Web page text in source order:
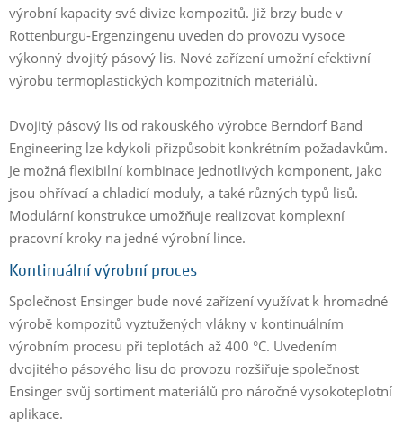
výrobní kapacity své divize kompozitů. Již brzy bude v
Rottenburgu-Ergenzingenu uveden do provozu vysoce
výkonný dvojitý pásový lis. Nové zařízení umožní efektivní
výrobu termoplastických kompozitních materiálů.
Dvojitý pásový lis od rakouského výrobce Berndorf Band
Engineering lze kdykoli přizpůsobit konkrétním požadavkům.
Je možná flexibilní kombinace jednotlivých komponent, jako
jsou ohřívací a chladicí moduly, a také různých typů lisů.
Modulární konstrukce umožňuje realizovat komplexní
pracovní kroky na jedné výrobní lince.
Kontinuální výrobní proces
Společnost Ensinger bude nové zařízení využívat k hromadné
výrobě kompozitů vyztužených vlákny v kontinuálním
výrobním procesu při teplotách až 400 °C. Uvedením
dvojitého pásového lisu do provozu rozšiřuje společnost
Ensinger svůj sortiment materiálů pro náročné vysokoteplotní
aplikace.